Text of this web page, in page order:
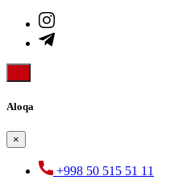
Aloqa
×
+998 50 515 51 11